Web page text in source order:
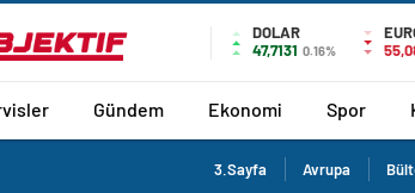
DOLAR
47,7131 0.16%
Gündem Ekonomi Spor
3.Sayfa Avrupa